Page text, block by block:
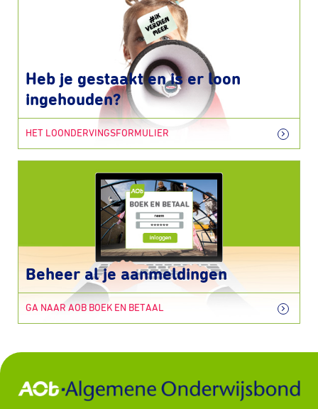
Heb je gestaakt en is er loon
ingehouden?
HET LOONDERVINGSFORMULIER
Beheer al je aanmeldingen
GA NAAR AOB BOEK EN BETAAL